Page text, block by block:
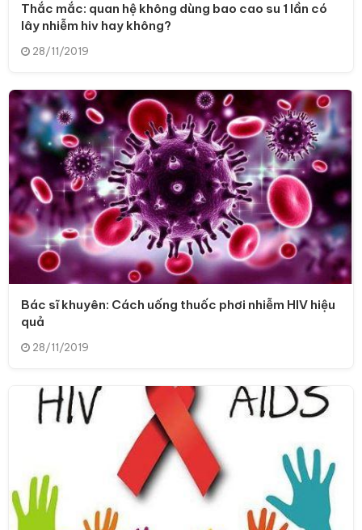
Thắc mắc: quan hệ không dùng bao cao su 1 lần có
lây nhiễm hiv hay không?
28/11/2019
Bác sĩ khuyên: Cách uống thuốc phơi nhiễm HIV hiệu
quả
28/11/2019